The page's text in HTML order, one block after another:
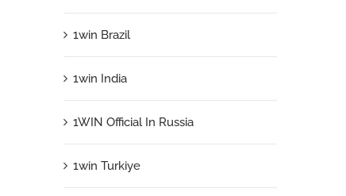
1win Brazil
1win India
1WIN Official In Russia
1win Turkiye